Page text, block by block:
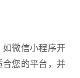
微信小程序开
您的平台，并